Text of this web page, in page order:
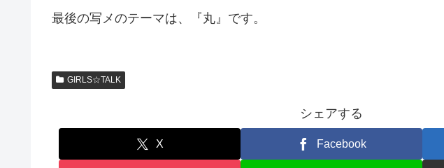
最後の写メのテーマは、『丸』です。
GIRLS☆TALK
シェアする
X Facebook